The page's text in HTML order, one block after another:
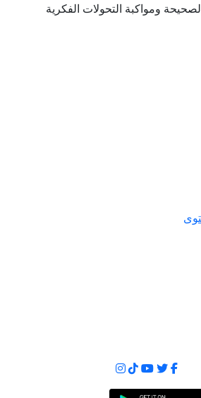
ومواكبة التحولات الفكرية